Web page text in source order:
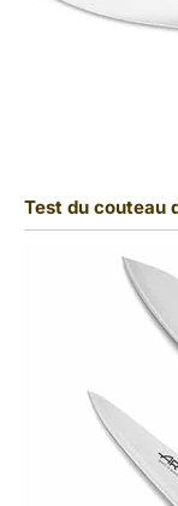
Test du couteau